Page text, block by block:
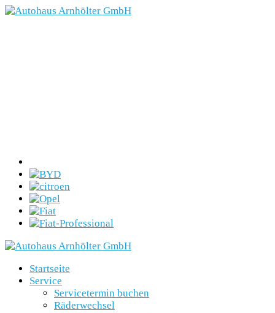
Startseite
Service
Servicetermin buchen
Räderwechsel